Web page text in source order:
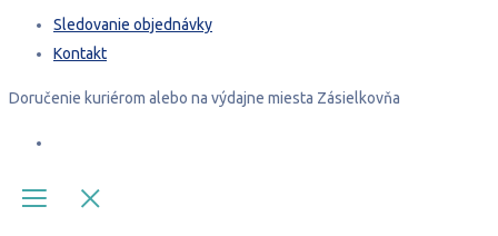
Sledovanie objednávky
Kontakt
Doručenie kuriérom alebo na výdajne miesta Zásielkovňa